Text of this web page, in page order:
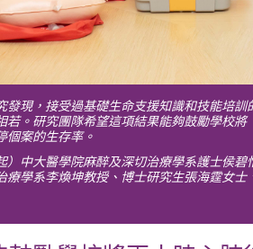
發現，接受過基礎生命支援知識和技能培
若。研究團隊希望這項結果能夠鼓勵學校
個案的生存率。
）中大醫學院麻醉及深切治療學系護士侯
療學系李煥坤教授、博士研究生張海霆女